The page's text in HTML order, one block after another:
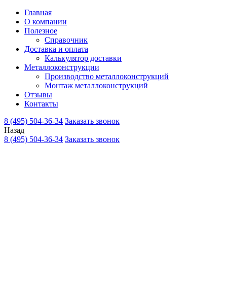
Главная
О компании
Полезное
Справочник
Доставка и оплата
Калькулятор доставки
Металлоконструкции
Производство металлоконструкций
Монтаж металлоконструкций
Отзывы
Контакты
8 (495) 504-36-34 Заказать звонок
Назад
8 (495) 504-36-34 Заказать звонок